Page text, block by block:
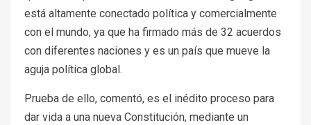
está altamente conectado política y comercialmente
con el mundo, ya que ha firmado más de 32 acuerdos
con diferentes naciones y es un país que mueve la
aguja política global.
Prueba de ello, comentó, es el inédito proceso para
dar vida a una nueva Constitución, mediante un